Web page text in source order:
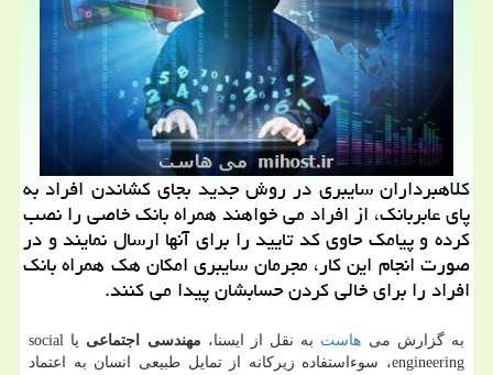
کلاهبرداران سایبری در روش جدید بجای کشاندن افراد به
پای عابربانک، از افراد می خواهند همراه بانک خاصی را نصب
کرده و پیامک حاوی کد تایید را برای آنها ارسال نمایند و در
صورت انجام این کار، مجرمان سایبری امکان هک همراه بانک
افراد را برای خالی کردن حسابشان پیدا می کنند.
به گزارش می هاست به نقل از ایسنا، مهندسی اجتماعی
یا social
engineering، سوءاستفاده زیرکانه از تمایل طبیعی انسان به اعتماد